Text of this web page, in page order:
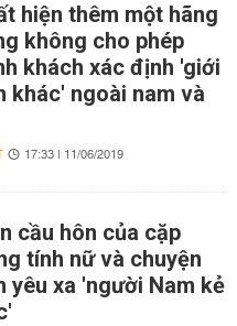
hiện thêm một hãng
không cho phép
khách xác định 'giới
khác' ngoài nam và
17:33 | 11/06/2019
cầu hôn của cặp
tính nữ và chuyện
yêu xa 'người Nam kẻ